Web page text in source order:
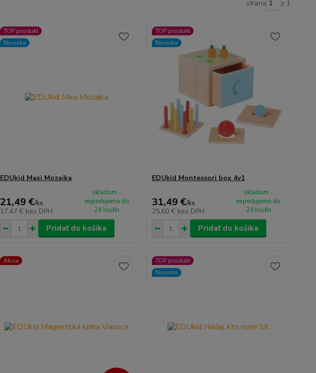
strana z 1
TOP produkt
Novinka
EDUkid Maxi Mozaika
21,49 €/ks
17,47 € bez DPH
skladom -
expedujeme do
24 hodín
Pridať do košíka
TOP produkt
Novinka
EDUkid Montessori box 4v1
31,49 €/ks
25,60 € bez DPH
skladom -
expedujeme do
24 hodín
Pridať do košíka
Akcia
TOP produkt
Novinka